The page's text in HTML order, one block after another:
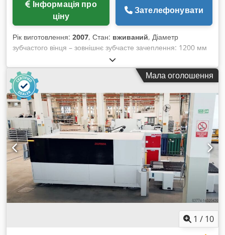
ціну
Зателефонувати
Рік виготовлення: 2007, Стан: вживаний, Діаметр
зубчастого вінця – зовнішнє зубчасте зачеплення: 1200 мм
Діаметр зубчастого вінця – внутрішнє зубчасте зачеплення:
1200 мм Максимальна ширина зубчастого вінця: 260 мм
Система керування: Liebherr PC-NC Максимальний діаметр
оброблюваної деталі: 1500 мм Діаметр стола: 900 мм
Діаметр отвору в столі: 320 мм Максимальне навантаження
на стіл: 95 кН Потужність приводу: 30 кВт Помпа для
охолоджувача: 120 л/хв Dcjdpfow Rf S Eex Adhek Відстань
між ходовим шпинделем і столом деталі: 0–820 мм Діаметр
ходового шпинделя: 125 мм Кріплення інструменту: SK 45
DIN Вага верстата: приблизно 26 т Габарити (Д x Ш x В):
приблизно 8,073 x 6,183 x 4,375 м Ходи: - Мін./макс.
довжина ходу: 0 мм / 270 мм - Регулювання довжини ходу:
270 мм - Кількість подвійних ходів: 10–270 DH/хв
Оснащення/додаткове обладнання: - Транспортер стружки
- Тримач фрези SK 45 DIN - Охолоджувач - Технічна
Мала оголошення
1 / 10